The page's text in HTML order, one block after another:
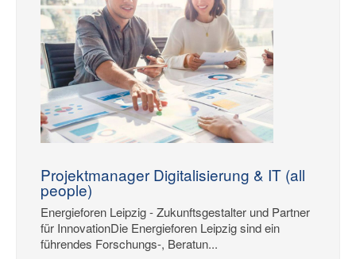
Projektmanager Digitalisierung & IT (all
people)
Energieforen Leipzig - Zukunftsgestalter und Partner
für InnovationDie Energieforen Leipzig sind ein
führendes Forschungs-, Beratun...